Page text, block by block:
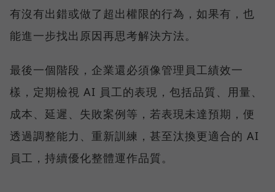
有沒有出錯或做了超出權限的行為，如果有，也
能進一步找出原因再思考解決方法。
最後一個階段，企業還必須像管理員工績效一
樣，定期檢視 AI 員工的表現，包括品質、用量、
成本、延遲、失敗案例等，若表現未達預期，便
透過調整能力、重新訓練，甚至汰換更適合的 AI
員工，持續優化整體運作品質。